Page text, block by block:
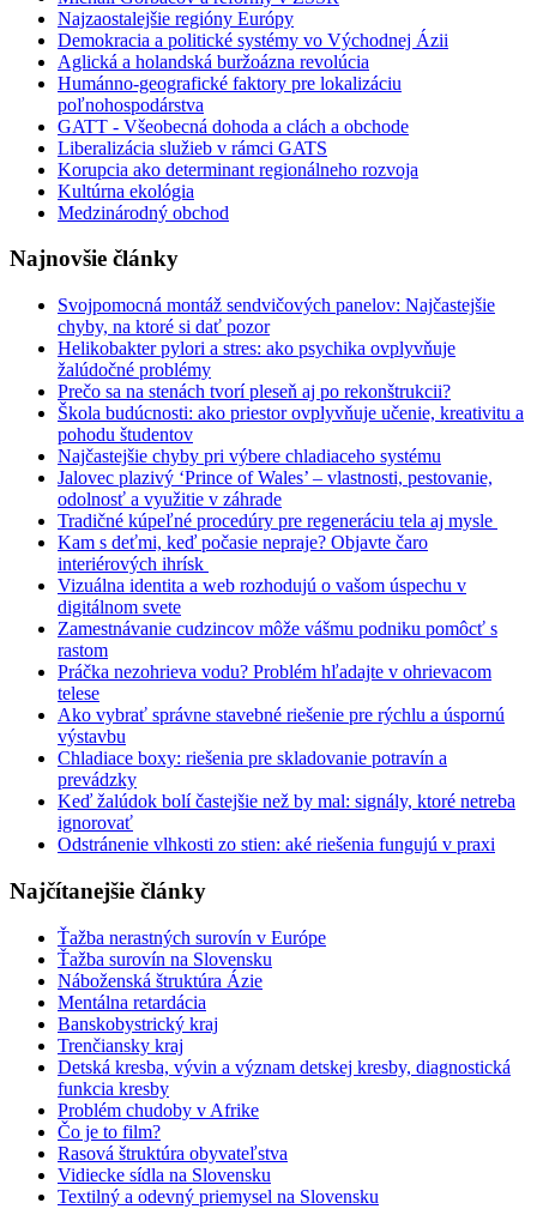
Najzaostalejšie regióny Európy
Demokracia a politické systémy vo Východnej Ázii
Aglická a holandská buržoázna revolúcia
Humánno-geografické faktory pre lokalizáciu
poľnohospodárstva
GATT - Všeobecná dohoda a clách a obchode
Liberalizácia služieb v rámci GATS
Korupcia ako determinant regionálneho rozvoja
Kultúrna ekológia
Medzinárodný obchod
Najnovšie články
Svojpomocná montáž sendvičových panelov: Najčastejšie
chyby, na ktoré si dať pozor
Helikobakter pylori a stres: ako psychika ovplyvňuje
žalúdočné problémy
Prečo sa na stenách tvorí pleseň aj po rekonštrukcii?
Škola budúcnosti: ako priestor ovplyvňuje učenie, kreativitu a
pohodu študentov
Najčastejšie chyby pri výbere chladiaceho systému
Jalovec plazivý ‘Prince of Wales’ – vlastnosti, pestovanie,
odolnosť a využitie v záhrade
Tradičné kúpeľné procedúry pre regeneráciu tela aj mysle
Kam s deťmi, keď počasie nepraje? Objavte čaro
interiérových ihrísk
Vizuálna identita a web rozhodujú o vašom úspechu v
digitálnom svete
Zamestnávanie cudzincov môže vášmu podniku pomôcť s
rastom
Práčka nezohrieva vodu? Problém hľadajte v ohrievacom
telese
Ako vybrať správne stavebné riešenie pre rýchlu a úspornú
výstavbu
Chladiace boxy: riešenia pre skladovanie potravín a
prevádzky
Keď žalúdok bolí častejšie než by mal: signály, ktoré netreba
ignorovať
Odstránenie vlhkosti zo stien: aké riešenia fungujú v praxi
Najčítanejšie články
Ťažba nerastných surovín v Európe
Ťažba surovín na Slovensku
Náboženská štruktúra Ázie
Mentálna retardácia
Banskobystrický kraj
Trenčiansky kraj
Detská kresba, vývin a význam detskej kresby, diagnostická
funkcia kresby
Problém chudoby v Afrike
Čo je to film?
Rasová štruktúra obyvateľstva
Vidiecke sídla na Slovensku
Textilný a odevný priemysel na Slovensku